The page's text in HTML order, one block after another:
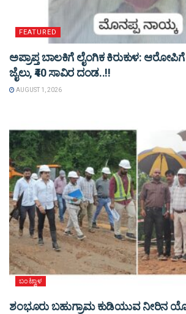
FEATURED
ಅಪ್ರಾಪ್ತ ಬಾಲಕಿಗೆ ಲೈಂಗಿಕ ಕಿರುಕುಳ:
ಜೈಲು, ₹40 ಸಾವಿರ ದಂಡ..!!
AUGUST 1, 2026
ಬಂಟ್ವಾಳ
ಶಂಭೂರು ಬಹುಗ್ರಾಮ ಕುಡಿಯುವ ನೀರಿನ